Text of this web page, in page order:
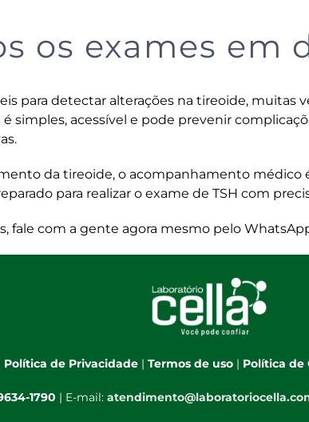
os exames em
para detectar alterações na tireoide, muitas
simples, acessível e pode prevenir
da tireoide, o acompanhamento médico
para realizar o exame de TSH com
fale com a gente agora mesmo pelo
Política de Privacidade | Termos de uso| Política de
1790 | E-mail: